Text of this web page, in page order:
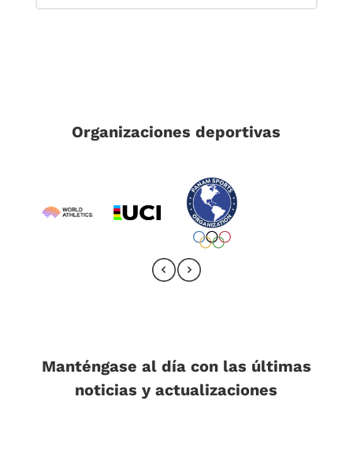
Organizaciones deportivas
Manténgase al día con las últimas
noticias y actualizaciones